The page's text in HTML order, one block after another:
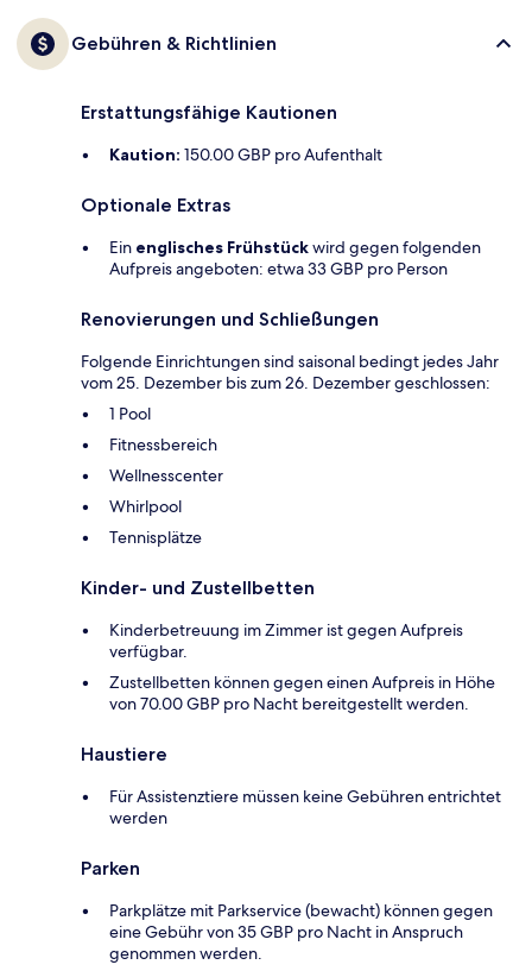
Gebühren & Richtlinien
Erstattungsfähige Kautionen
Kaution: 150.00 GBP pro Aufenthalt
Optionale Extras
Ein englisches Frühstückwird gegen folgenden
Aufpreis angeboten: etwa 33 GBP pro Person
Renovierungen und Schließungen
Folgende Einrichtungen sind saisonal bedingt jedes Jahr
vom 25. Dezember bis zum 26. Dezember geschlossen:
1 Pool
Fitnessbereich
Wellnesscenter
Whirlpool
Tennisplätze
Kinder- und Zustellbetten
Kinderbetreuung im Zimmer ist gegen Aufpreis
verfügbar.
Zustellbetten können gegen einen Aufpreis in Höhe
von 70.00 GBP pro Nacht bereitgestellt werden.
Haustiere
Für Assistenztiere müssen keine Gebühren entrichtet
werden
Parken
Parkplätze mit Parkservice (bewacht) können gegen
eine Gebühr von 35 GBP pro Nacht in Anspruch
genommen werden.